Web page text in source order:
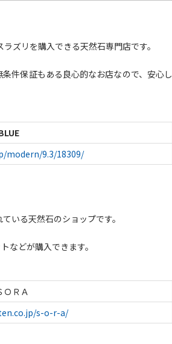
ズリを購入できる天然石専門店です。
件保証もある良心的なお店なので、安心し
modern/9.3/18309/
いる天然石のショップです。
などが購入できます。
ＯＲＡ
s-o-r-a/